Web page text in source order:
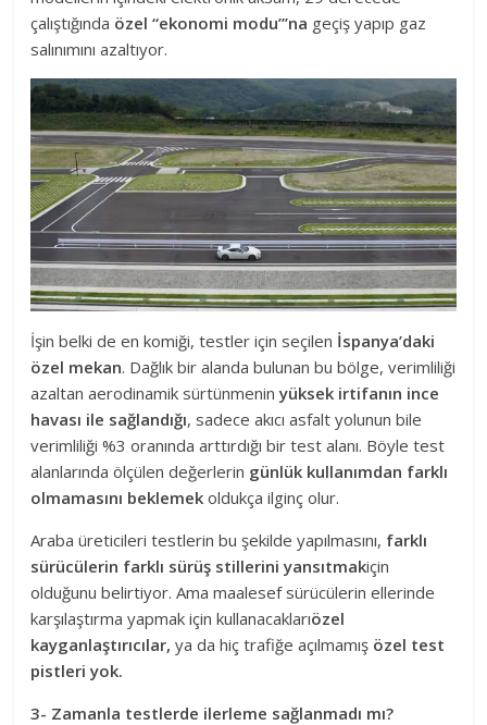
çalıştığında özel “ekonomi modu”’na geçiş yapıp gaz
salınımını azaltıyor.
İşin belki de en komiği, testler için seçilen İspanya’daki
özel mekan. Dağlık bir alanda bulunan bu bölge, verimliliği
azaltan aerodinamik sürtünmeninyüksek irtifanın ince
havası ile sağlandığı, sadece akıcı asfalt yolunun bile
verimliliği %3 oranında arttırdığı bir test alanı. Böyle test
alanlarında ölçülen değerlerin günlük kullanımdan farklı
olmamasını beklemek oldukça ilginç olur.
Araba üreticileri testlerin bu şekilde yapılmasını, farklı
sürücülerin farklı sürüş stillerini yansıtmakiçin
olduğunu belirtiyor. Ama maalesef sürücülerin ellerinde
karşılaştırma yapmak için kullanacaklarıözel
kayganlaştırıcılar, ya da hiç trafiğe açılmamış özel test
pistleri yok.
3- Zamanla testlerde ilerleme sağlanmadı mı?